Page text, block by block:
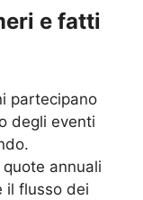
e fatti
partecipano
degli eventi
annuali
il flusso dei